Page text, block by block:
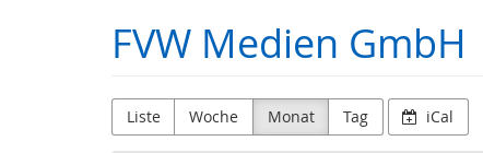
FVW Medien GmbH
Liste Woche Monat Tag iCal